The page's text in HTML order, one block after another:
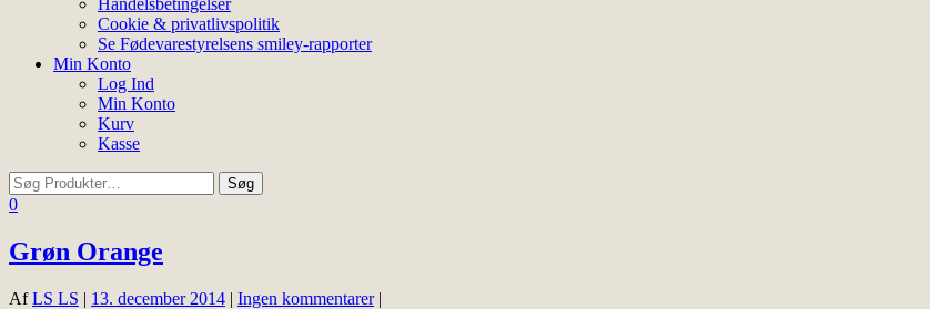
Handelsbetingelser
Cookie & privatlivspolitik
Se Fødevarestyrelsens smiley-rapporter
Min Konto
Log Ind
Min Konto
Kurv
Kasse
0
Grøn Orange
AfLS LS | 13. december 2014 | Ingen kommentarer|